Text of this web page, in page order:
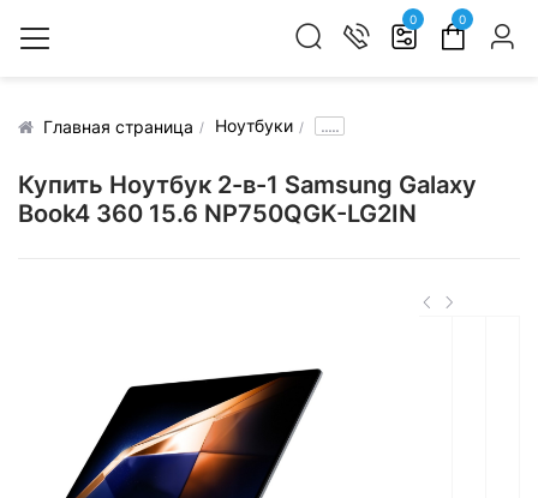
0 0
Главная страница Ноутбуки .....
Купить Ноутбук 2-в-1 Samsung Galaxy
Book4 360 15.6 NP750QGK-LG2IN